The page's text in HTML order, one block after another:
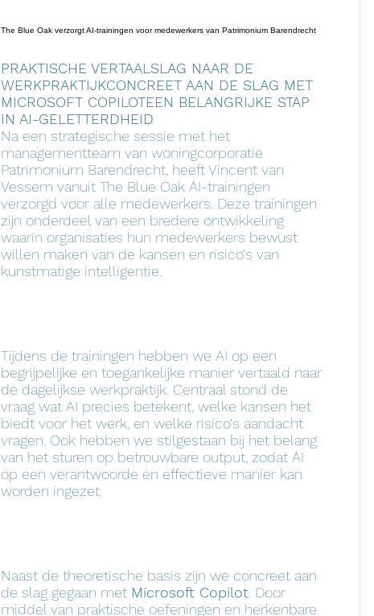
The Blue Oak verzorgt AI-trainingen voor medewerkers van Patrimonium Barendrecht
PRAKTISCHE VERTAALSLAG NAAR DE
WERKPRAKTIJKCONCREET AAN DE SLAG MET
MICROSOFT COPILOTEEN BELANGRIJKE STAP
IN AI-GELETTERDHEID
Na een strategische sessie met het
managementteam van woningcorporatie
Patrimonium Barendrecht, heeft Vincent van
Vessem vanuit The Blue Oak AI-trainingen
verzorgd voor alle medewerkers. Deze trainingen
zijn onderdeel van een bredere ontwikkeling
waarin organisaties hun medewerkers bewust
willen maken van de kansen en risico's van
kunstmatige intelligentie.
Tijdens de trainingen hebben we AI op een
begrijpelijke en toegankelijke manier vertaald naar
de dagelijkse werkpraktijk. Centraal stond de
vraag wat AI precies betekent, welke kansen het
biedt voor het werk, en welke risico's aandacht
vragen. Ook hebben we stilgestaan bij het belang
van het sturen op betrouwbare output, zodat AI
op een verantwoorde en effectieve manier kan
worden ingezet.
Naast de theoretische basis zijn we concreet aan
de slag gegaan met Microsoft Copilot . Door
middel van praktische oefeningen en herkenbare